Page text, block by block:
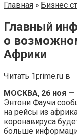
Главная » Бизнес
Главный
о
Африки
Читать 1prime.ru в
МОСКВА, 26 ноя
Энтони Фаучи
на рейсы из
коронавируса
больше